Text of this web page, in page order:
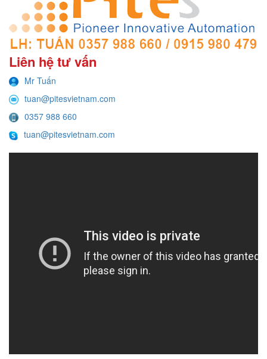
Liên hệ tư vấn
Mr Tuấn
tuan@pitesvietnam.com
0357 988 660
tuan@pitesvietnam.com